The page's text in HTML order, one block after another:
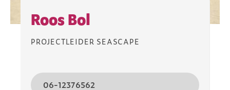
Roos Bol
PROJECTLEIDER SEASCAPE
06-12376562